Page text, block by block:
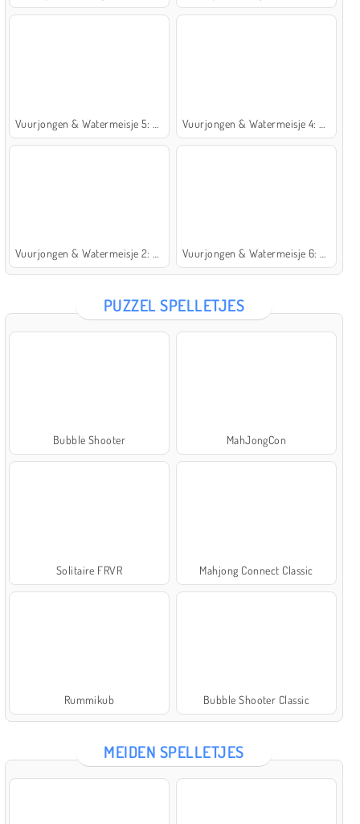
PUZZEL SPELLETJES
Bubble Shooter MahJongCon
Solitaire FRVR Mahjong Connect Classic
Rummikub Bubble Shooter Classic
MEIDEN SPELLETJES